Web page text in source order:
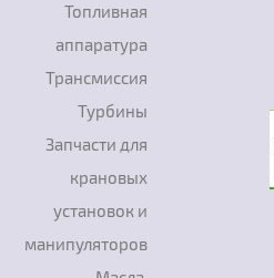
Топливная
аппаратура
Трансмиссия
Турбины
Запчасти для
крановых
установок и
манипуляторов